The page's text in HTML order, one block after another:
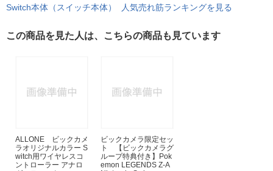
Switch本体（スイッチ本体） 人気売れ筋ランキングを見る
この商品を見た人は、こちらの商品も見ています
ALLONE ビックカメ
ラオリジナルカラー S
witch用ワイヤレスコ
ントローラー アナロ
ビックカメラ限定セッ
ト 【ビックカメラグ
ループ特典付き】Pok
emon LEGENDS Z-A